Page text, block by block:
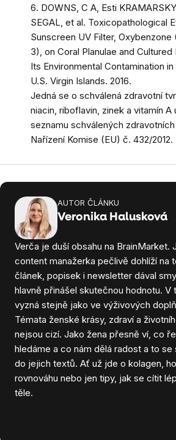
6. DOWNS, C A, Esti
SEGAL, et al. Toxicopathological
Sunscreen UV Filter,
3), on Coral Planulae and Cultured
Its Environmental Contamination
U.S. Virgin Islands. 2016.
Jedná se o schválená zdravotní
niacin, riboflavin, zinek a vitamín A
seznamu schválených
Nařízení Komise (EU) č. 432/2012.
AUTOR ČLÁNKU
Veronika Halusková
Verča je duší obsahu na BrainMarket.
content manažerka pečlivě dohlíží na
článek, popisek i newsletter dával
hlavně přinášel skutečnou hodnotu. V
vyzná stejně jako ve výživových
Témata ženské krásy, zdraví a
nejsou cizí. Jako žena přesně ví, co
hledáme a co nám dělá radost a to se
do jejich textů. Ať už jde o kolagen,
rovnováhu nebo jen tipy, jak se cítit
těle.